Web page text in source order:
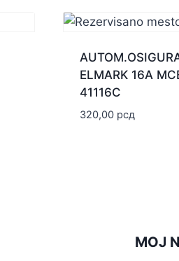
ELMARK 16A
41116C
320,00 рсд
MOJ